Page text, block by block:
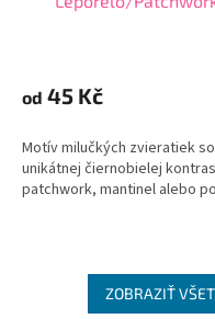
od 45 Kč
Motív milučkých zvieratiek
unikátnej čiernobielej
patchwork, mantinel alebo
ZOBRAZIŤ